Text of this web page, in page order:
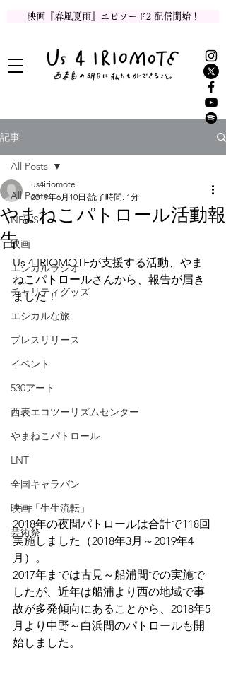
映画『春風夏雨』エピソード2 配信開始！
記事
All Posts
NEWS
映画
エシカルラジオ
チャリティグッズ
エシカルな旅
プレスリリース
イベント
530アート
西表エコツーリズムセンター
やまねこパトロール
LNT
全国キャラバン
映画「生生流転」
芸術祭
All Posts
やまねこパトロール活動報
告
us4iriomote
2019年6月10日 読了時間: 1分
Us 4 IRIOMOTEが支援する活動、やま
ねこパトロールさんから、報告が届き
ました！
＝＝
2018年の夜間パトロールは合計で118回
実施しました（2018年3月～2019年4
月）。
2017年までは古見～船浦間での実施で
したが、近年は船浦より西の地域で事
故が多発傾向にあることから、2018年5
月より中野～白浜間のパトロールも開
始しました。